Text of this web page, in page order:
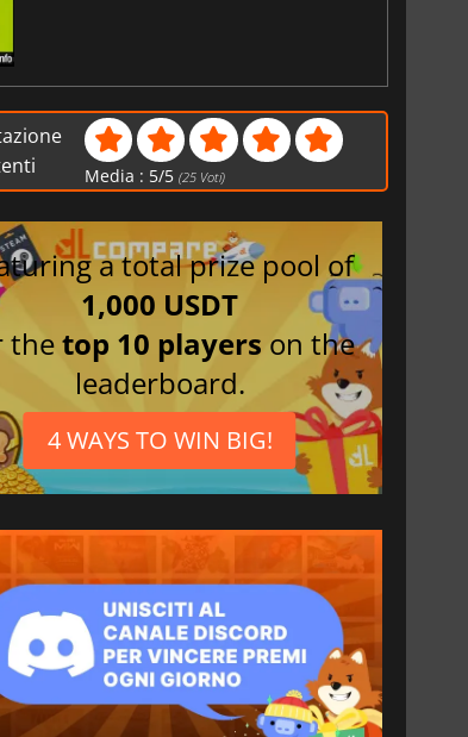
Media : 5/5 (25 Voti)
a total prize pool of
1,000 USDT
thetop 10 players on the
leaderboard.
4 WAYS TO WIN BIG!